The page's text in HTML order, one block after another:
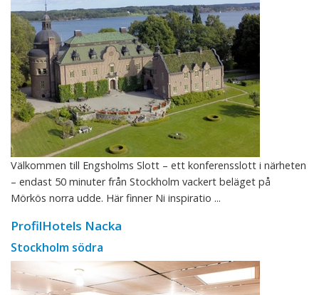
Välkommen till Engsholms Slott – ett konferensslott i närheten
– endast 50 minuter från Stockholm vackert beläget på
Mörkös norra udde. Här finner Ni inspiratio ...
ProfilHotels Nacka
Stockholm södra